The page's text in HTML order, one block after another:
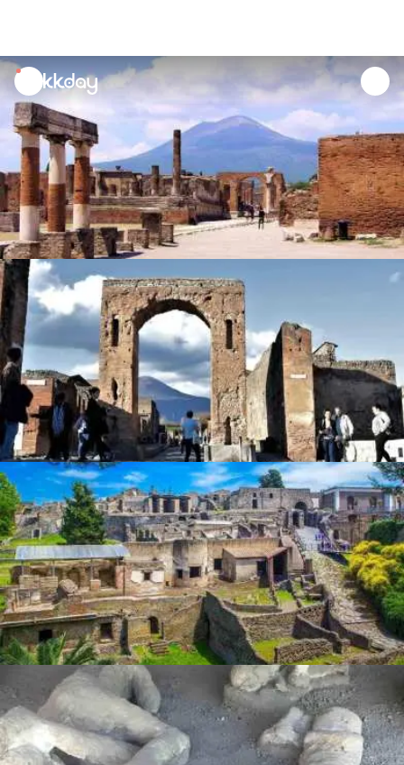
unread
notifications